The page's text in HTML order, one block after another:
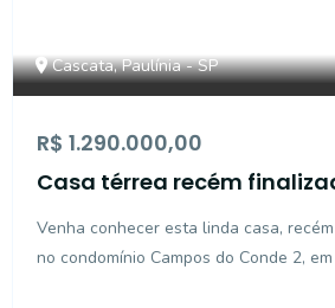
Cascata, Paulínia - SP
R$ 1.290.000,00
Casa térrea recém
Paulínia
Venha conhecer esta linda casa,
no condomínio Campos do Conde 2,